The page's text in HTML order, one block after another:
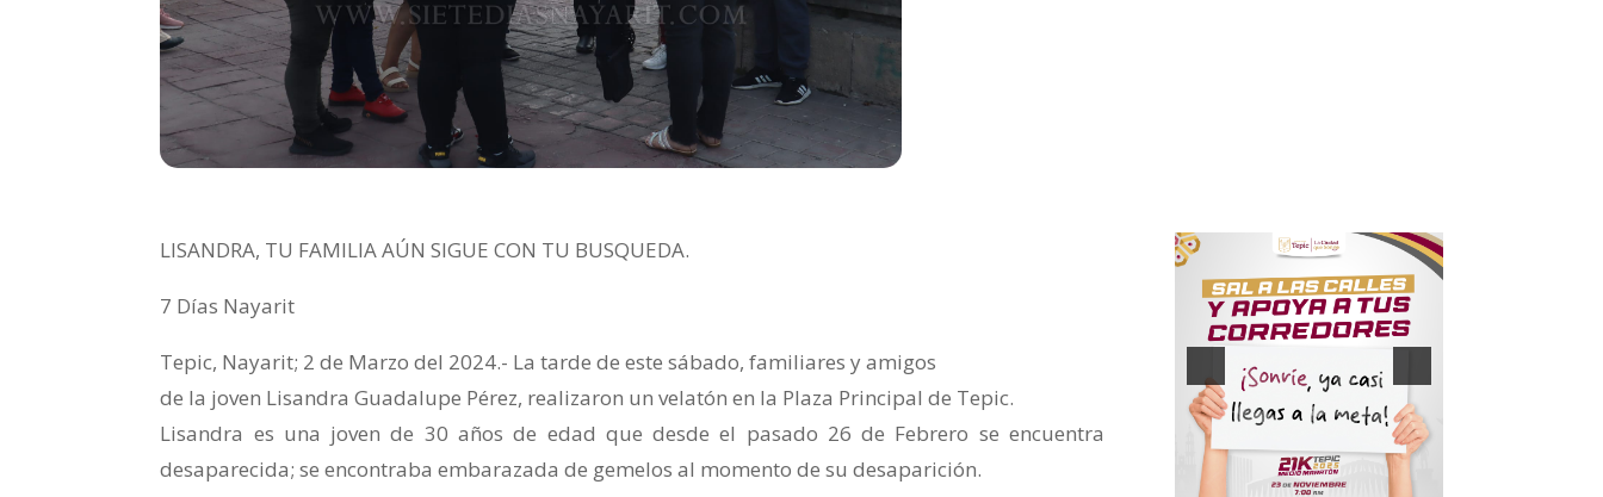
LISANDRA, TU FAMILIA AÚN SIGUE CON TU BUSQUEDA.
7 Días Nayarit
Tepic, Nayarit; 2 de Marzo del 2024.- La tarde de este sábado, familiares y amigos
de la joven Lisandra Guadalupe Pérez, realizaron un velatón en la Plaza Principal de Tepic.
Lisandra es una joven de 30 años de edad que desde el pasado 26 de Febrero se encuentra
desaparecida; se encontraba embarazada de gemelos al momento de su desaparición.